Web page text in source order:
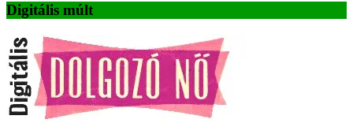
Digitális múlt